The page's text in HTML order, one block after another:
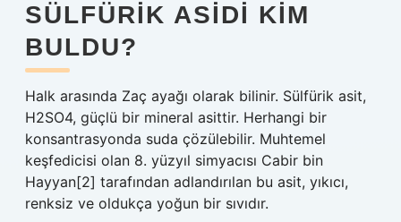
SÜLFÜRIK ASIDI KIM
BULDU?
Halk arasında Zaç ayağı olarak bilinir. Sülfürik asit,
H2SO4, güçlü bir mineral asittir. Herhangi bir
konsantrasyonda suda çözülebilir. Muhtemel
keşfedicisi olan 8. yüzyıl simyacısı Cabir bin
Hayyan[2] tarafından adlandırılan bu asit, yıkıcı,
renksiz ve oldukça yoğun bir sıvıdır.